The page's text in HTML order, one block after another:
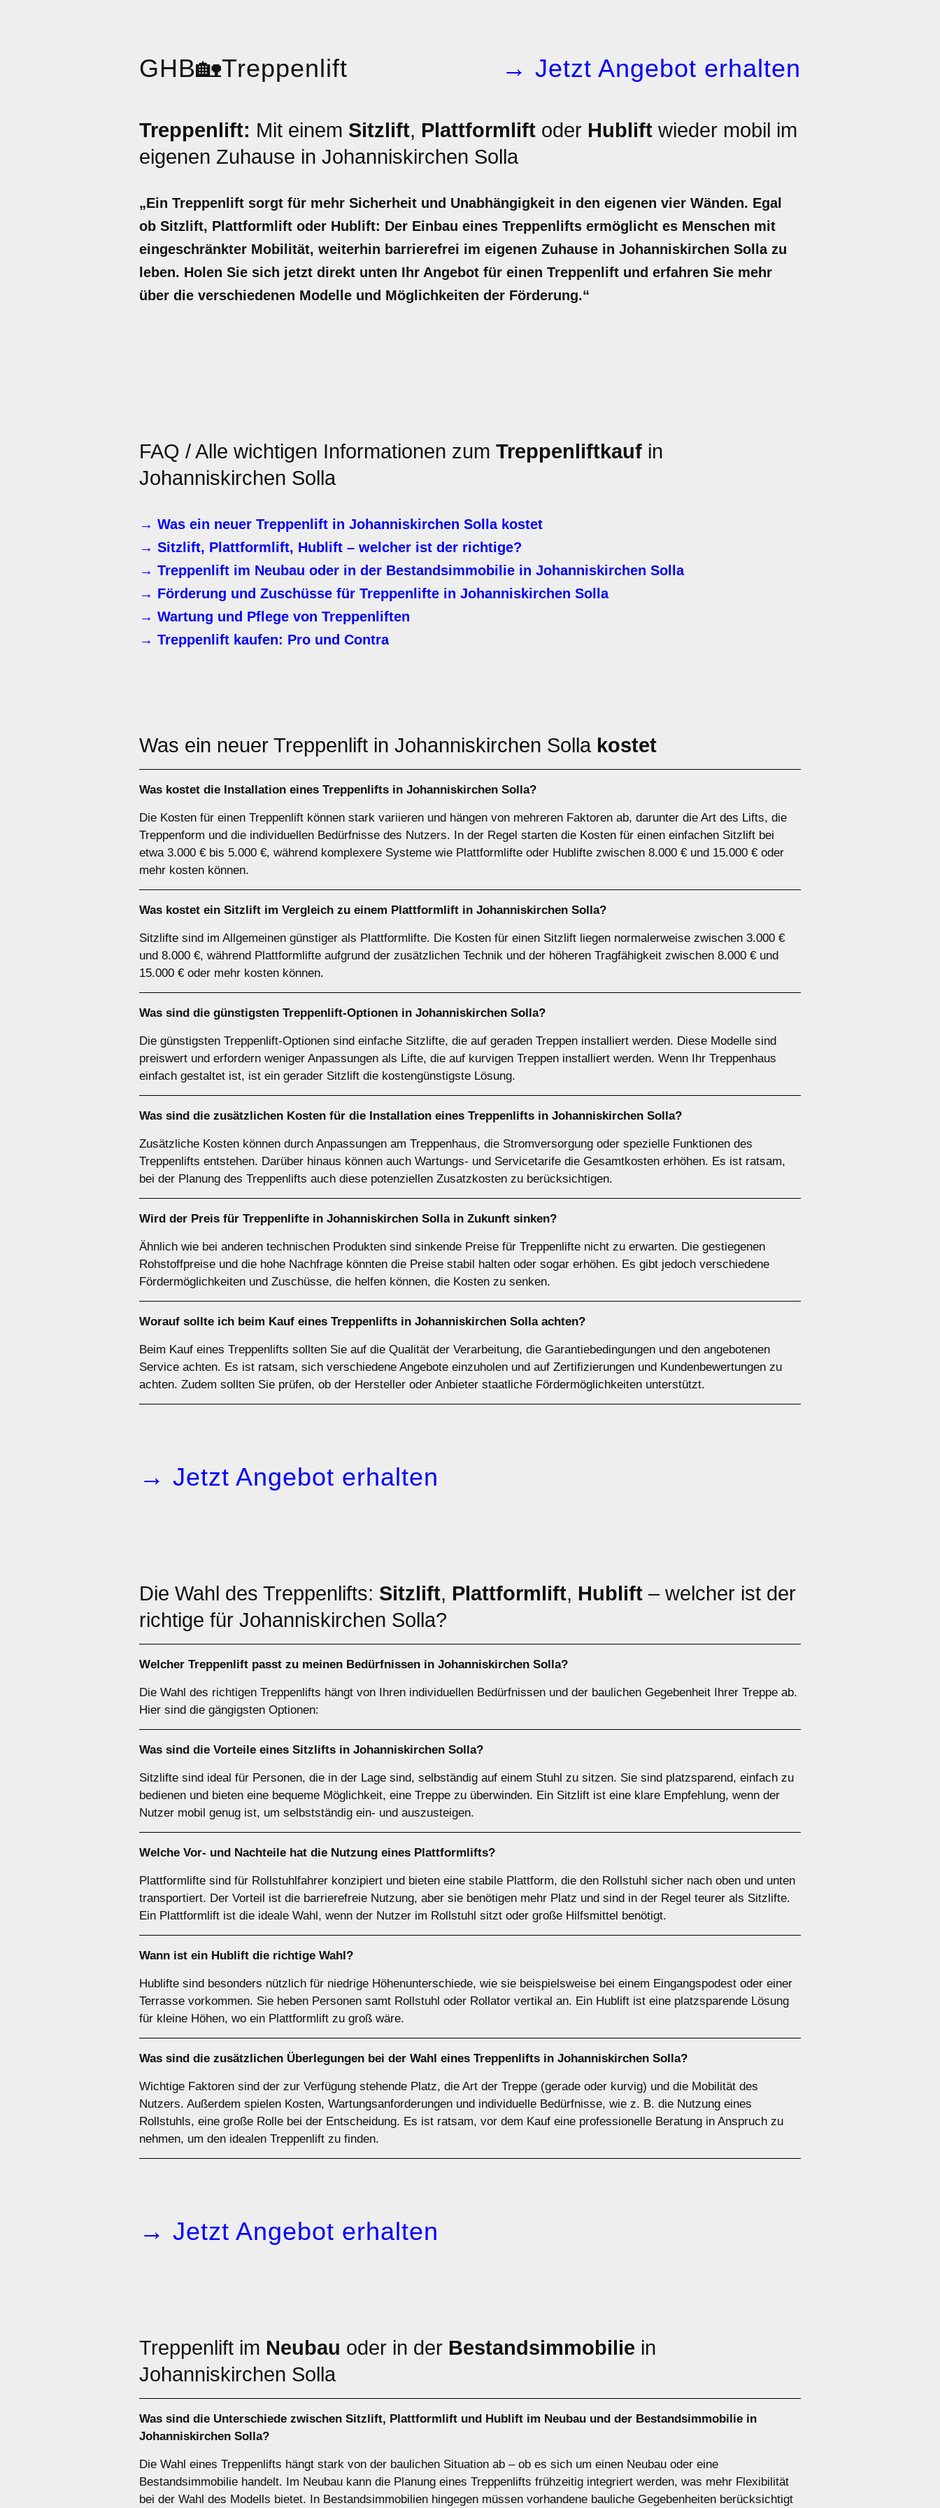
GHB🏡Treppenlift → Jetzt Angebot erhalten
Treppenlift: Mit einem Sitzlift, Plattformlift oder Hublift wieder mobil im
eigenen Zuhause in Johanniskirchen Solla
„Ein Treppenlift sorgt für mehr Sicherheit und Unabhängigkeit in den eigenen vier Wänden. Egal
ob Sitzlift, Plattformlift oder Hublift: Der Einbau eines Treppenlifts ermöglicht es Menschen mit
eingeschränkter Mobilität, weiterhin barrierefrei im eigenen Zuhause in Johanniskirchen Solla zu
leben. Holen Sie sich jetzt direkt unten Ihr Angebot für einen Treppenlift und erfahren Sie mehr
über die verschiedenen Modelle und Möglichkeiten der Förderung.“
FAQ / Alle wichtigen Informationen zum Treppenliftkauf in
Johanniskirchen Solla
→ Was ein neuer Treppenlift in Johanniskirchen Solla kostet
→ Sitzlift, Plattformlift, Hublift – welcher ist der richtige?
→ Treppenlift im Neubau oder in der Bestandsimmobilie in Johanniskirchen Solla
→ Förderung und Zuschüsse für Treppenlifte in Johanniskirchen Solla
→ Wartung und Pflege von Treppenliften
→ Treppenlift kaufen: Pro und Contra
Was ein neuer Treppenlift in Johanniskirchen Solla kostet
Was kostet die Installation eines Treppenlifts in Johanniskirchen Solla?
Die Kosten für einen Treppenlift können stark variieren und hängen von mehreren Faktoren ab, darunter die Art des Lifts, die
Treppenform und die individuellen Bedürfnisse des Nutzers. In der Regel starten die Kosten für einen einfachen Sitzlift bei
etwa 3.000 € bis 5.000 €, während komplexere Systeme wie Plattformlifte oder Hublifte zwischen 8.000 € und 15.000 € oder
mehr kosten können.
Was kostet ein Sitzlift im Vergleich zu einem Plattformlift in Johanniskirchen Solla?
Sitzlifte sind im Allgemeinen günstiger als Plattformlifte. Die Kosten für einen Sitzlift liegen normalerweise zwischen 3.000 €
und 8.000 €, während Plattformlifte aufgrund der zusätzlichen Technik und der höheren Tragfähigkeit zwischen 8.000 € und
15.000 € oder mehr kosten können.
Was sind die günstigsten Treppenlift-Optionen in Johanniskirchen Solla?
Die günstigsten Treppenlift-Optionen sind einfache Sitzlifte, die auf geraden Treppen installiert werden. Diese Modelle sind
preiswert und erfordern weniger Anpassungen als Lifte, die auf kurvigen Treppen installiert werden. Wenn Ihr Treppenhaus
einfach gestaltet ist, ist ein gerader Sitzlift die kostengünstigste Lösung.
Was sind die zusätzlichen Kosten für die Installation eines Treppenlifts in Johanniskirchen Solla?
Zusätzliche Kosten können durch Anpassungen am Treppenhaus, die Stromversorgung oder spezielle Funktionen des
Treppenlifts entstehen. Darüber hinaus können auch Wartungs- und Servicetarife die Gesamtkosten erhöhen. Es ist ratsam,
bei der Planung des Treppenlifts auch diese potenziellen Zusatzkosten zu berücksichtigen.
Wird der Preis für Treppenlifte in Johanniskirchen Solla in Zukunft sinken?
Ähnlich wie bei anderen technischen Produkten sind sinkende Preise für Treppenlifte nicht zu erwarten. Die gestiegenen
Rohstoffpreise und die hohe Nachfrage könnten die Preise stabil halten oder sogar erhöhen. Es gibt jedoch verschiedene
Fördermöglichkeiten und Zuschüsse, die helfen können, die Kosten zu senken.
Worauf sollte ich beim Kauf eines Treppenlifts in Johanniskirchen Solla achten?
Beim Kauf eines Treppenlifts sollten Sie auf die Qualität der Verarbeitung, die Garantiebedingungen und den angebotenen
Service achten. Es ist ratsam, sich verschiedene Angebote einzuholen und auf Zertifizierungen und Kundenbewertungen zu
achten. Zudem sollten Sie prüfen, ob der Hersteller oder Anbieter staatliche Fördermöglichkeiten unterstützt.
→ Jetzt Angebot erhalten
Die Wahl des Treppenlifts: Sitzlift, Plattformlift, Hublift – welcher ist der
richtige für Johanniskirchen Solla?
Welcher Treppenlift passt zu meinen Bedürfnissen in Johanniskirchen Solla?
Die Wahl des richtigen Treppenlifts hängt von Ihren individuellen Bedürfnissen und der baulichen Gegebenheit Ihrer Treppe ab.
Hier sind die gängigsten Optionen:
Was sind die Vorteile eines Sitzlifts in Johanniskirchen Solla?
Sitzlifte sind ideal für Personen, die in der Lage sind, selbständig auf einem Stuhl zu sitzen. Sie sind platzsparend, einfach zu
bedienen und bieten eine bequeme Möglichkeit, eine Treppe zu überwinden. Ein Sitzlift ist eine klare Empfehlung, wenn der
Nutzer mobil genug ist, um selbstständig ein- und auszusteigen.
Welche Vor- und Nachteile hat die Nutzung eines Plattformlifts?
Plattformlifte sind für Rollstuhlfahrer konzipiert und bieten eine stabile Plattform, die den Rollstuhl sicher nach oben und unten
transportiert. Der Vorteil ist die barrierefreie Nutzung, aber sie benötigen mehr Platz und sind in der Regel teurer als Sitzlifte.
Ein Plattformlift ist die ideale Wahl, wenn der Nutzer im Rollstuhl sitzt oder große Hilfsmittel benötigt.
Wann ist ein Hublift die richtige Wahl?
Hublifte sind besonders nützlich für niedrige Höhenunterschiede, wie sie beispielsweise bei einem Eingangspodest oder einer
Terrasse vorkommen. Sie heben Personen samt Rollstuhl oder Rollator vertikal an. Ein Hublift ist eine platzsparende Lösung
für kleine Höhen, wo ein Plattformlift zu groß wäre.
Was sind die zusätzlichen Überlegungen bei der Wahl eines Treppenlifts in Johanniskirchen Solla?
Wichtige Faktoren sind der zur Verfügung stehende Platz, die Art der Treppe (gerade oder kurvig) und die Mobilität des
Nutzers. Außerdem spielen Kosten, Wartungsanforderungen und individuelle Bedürfnisse, wie z. B. die Nutzung eines
Rollstuhls, eine große Rolle bei der Entscheidung. Es ist ratsam, vor dem Kauf eine professionelle Beratung in Anspruch zu
nehmen, um den idealen Treppenlift zu finden.
→ Jetzt Angebot erhalten
Treppenlift im Neubau oder in der Bestandsimmobilie in
Johanniskirchen Solla
Was sind die Unterschiede zwischen Sitzlift, Plattformlift und Hublift im Neubau und der Bestandsimmobilie in
Johanniskirchen Solla?
Die Wahl eines Treppenlifts hängt stark von der baulichen Situation ab – ob es sich um einen Neubau oder eine
Bestandsimmobilie handelt. Im Neubau kann die Planung eines Treppenlifts frühzeitig integriert werden, was mehr Flexibilität
bei der Wahl des Modells bietet. In Bestandsimmobilien hingegen müssen vorhandene bauliche Gegebenheiten berücksichtigt